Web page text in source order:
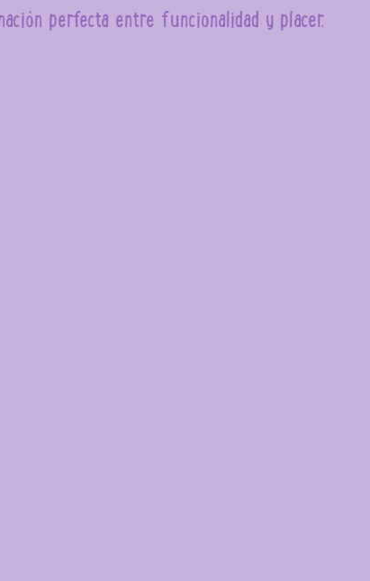
perfecta entre funcionalidad y placer.